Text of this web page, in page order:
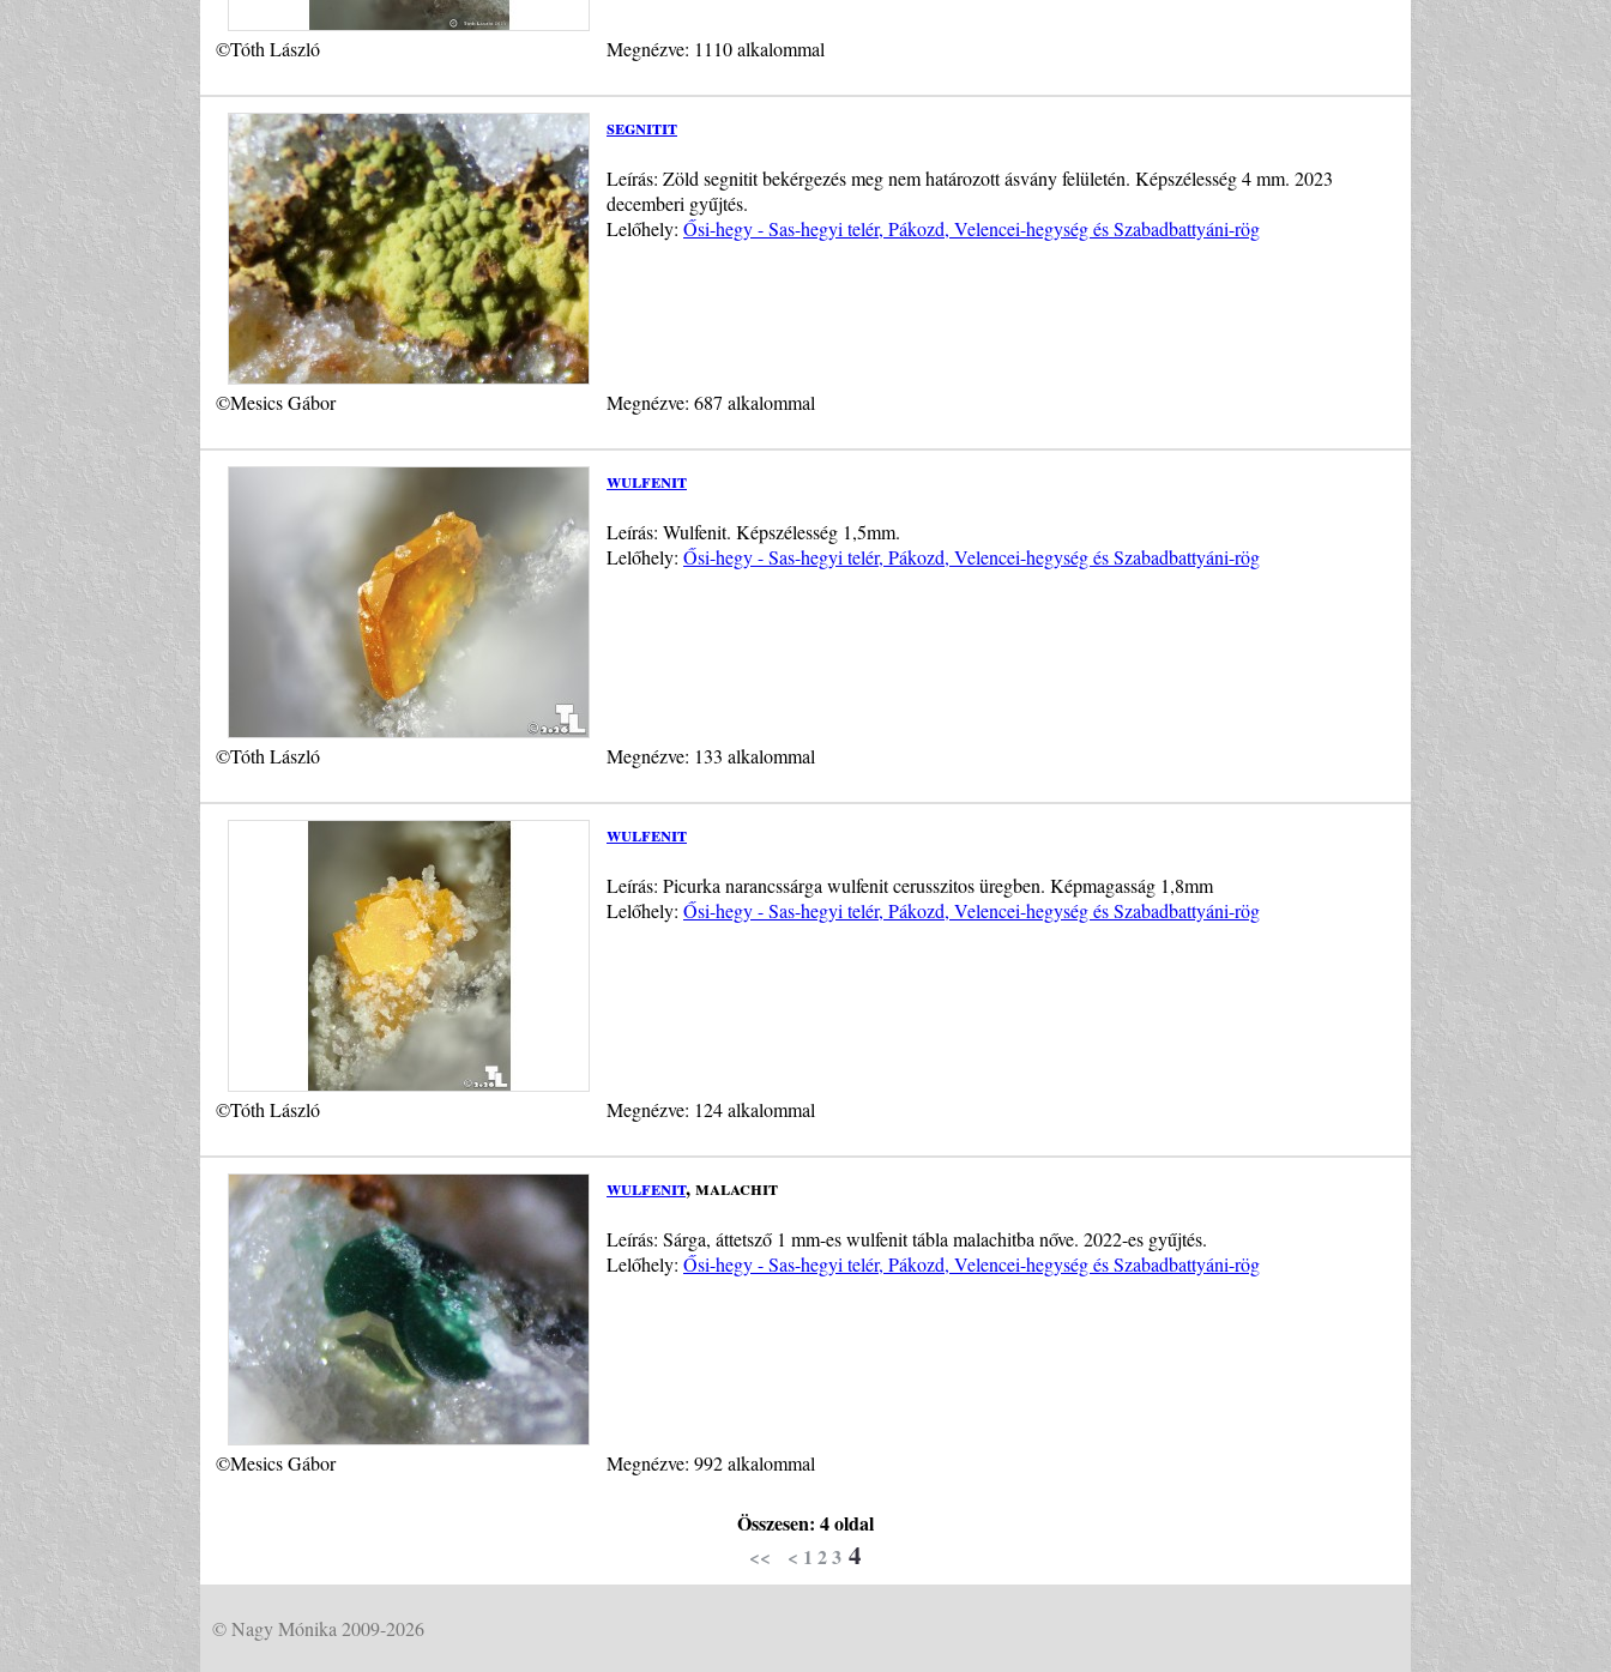
©Tóth László Megnézve: 1110 alkalommal
segnitit
Leírás: Zöld segnitit bekérgezés meg nem határozott ásvány felületén. Képszélesség 4 mm. 2023
decemberi gyűjtés.
Lelőhely: Ősi-hegy - Sas-hegyi telér, Pákozd, Velencei-hegység és Szabadbattyáni-rög
©Mesics Gábor Megnézve: 687 alkalommal
wulfenit
Leírás: Wulfenit. Képszélesség 1,5mm.
Lelőhely: Ősi-hegy - Sas-hegyi telér, Pákozd, Velencei-hegység és Szabadbattyáni-rög
©Tóth László Megnézve: 133 alkalommal
wulfenit
Leírás: Picurka narancssárga wulfenit cerusszitos üregben. Képmagasság 1,8mm
Lelőhely: Ősi-hegy - Sas-hegyi telér, Pákozd, Velencei-hegység és Szabadbattyáni-rög
©Tóth László Megnézve: 124 alkalommal
wulfenit, malachit
Leírás: Sárga, áttetsző 1 mm-es wulfenit tábla malachitba nőve. 2022-es gyűjtés.
Lelőhely: Ősi-hegy - Sas-hegyi telér, Pákozd, Velencei-hegység és Szabadbattyáni-rög
©Mesics Gábor Megnézve: 992 alkalommal
Összesen: 4 oldal
<<
< 1 23 4
© Nagy Mónika 2009-2026